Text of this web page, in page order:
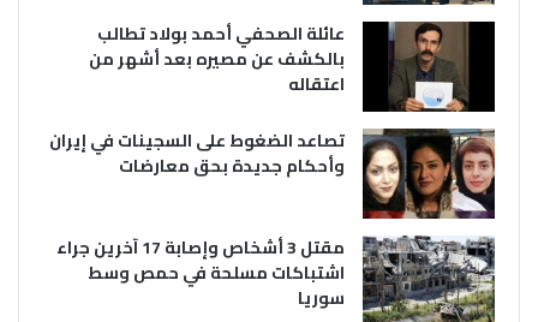
عائلة الصحفي أحمد بولاد تطالب
بالكشف عن مصيره بعد أشهر من
اعتقاله
تصاعد الضغوط على السجينات في إيران
وأحكام جديدة بحق معارضات
مقتل 3 أشخاص وإصابة 17 آخرين جراء
اشتباكات مسلحة في حمص وسط
سوريا